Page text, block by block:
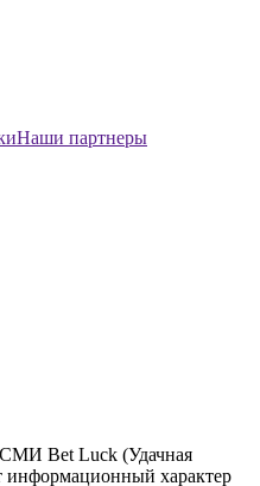
Наши партнеры
СМИ Bet Luck (Удачная
информационный характер